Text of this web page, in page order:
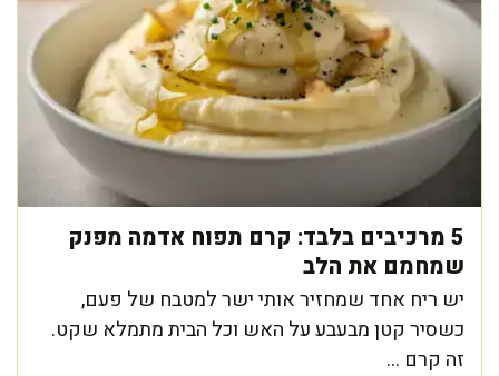
5 מרכיבים בלבד: קרם תפוח אדמה מפנק
שמחמם את הלב
יש ריח אחד שמחזיר אותי ישר למטבח של פעם,
כשסיר קטן מבעבע על האש וכל הבית מתמלא שקט.
זה קרם ...